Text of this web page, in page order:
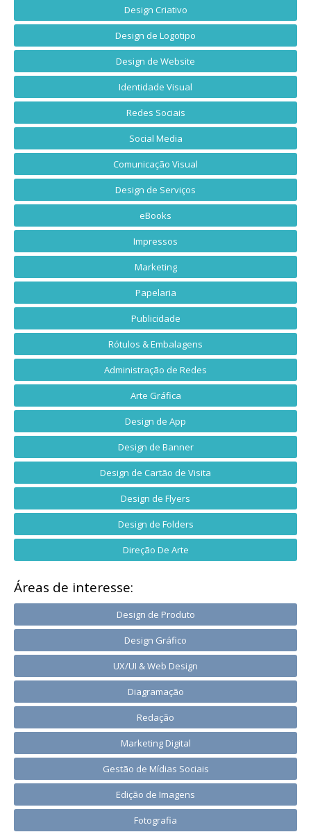
Design Criativo
Design de Logotipo
Design de Website
Identidade Visual
Redes Sociais
Social Media
Comunicação Visual
Design de Serviços
eBooks
Impressos
Marketing
Papelaria
Publicidade
Rótulos & Embalagens
Administração de Redes
Arte Gráfica
Design de App
Design de Banner
Design de Cartão de Visita
Design de Flyers
Design de Folders
Direção De Arte
Áreas de interesse:
Design de Produto
Design Gráfico
UX/UI & Web Design
Diagramação
Redação
Marketing Digital
Gestão de Mídias Sociais
Edição de Imagens
Fotografia